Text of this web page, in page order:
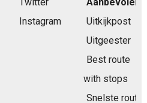
Instagram
Uitkijkpost
Uitgeester
Best route
with stops
Snelste route